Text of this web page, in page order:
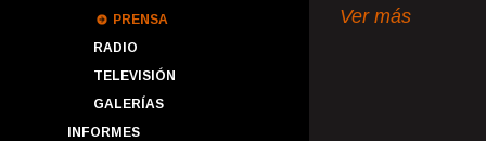
PRENSA
RADIO
TELEVISIÓN
GALERÍAS
INFORMES
Ver más